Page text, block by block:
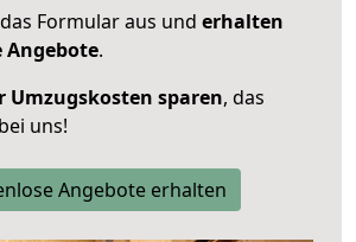
Formular aus und erhalten
Angebote.
Umzugskosten sparen, das
uns!
Angebote erhalten